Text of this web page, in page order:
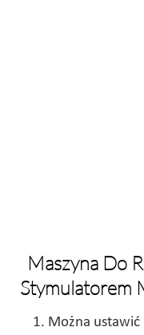
Maszyna Do
Stymulatorem
1. Można